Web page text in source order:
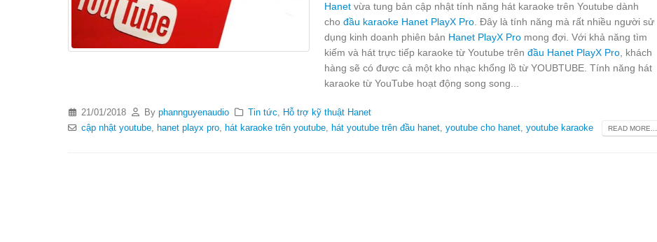
Hanetvừa tung bản cập nhật tính năng hát karaoke trên Youtube dành
cho đầu karaoke Hanet PlayX Pro. Đây là tính năng mà rất nhiều người sử
dụng kinh doanh phiên bản Hanet PlayX Promong đợi. Với khả năng tìm
kiếm và hát trực tiếp karaoke từ Youtube trên đầu Hanet PlayX Pro, khách
hàng sẽ có được cả một kho nhạc khổng lồ từ YOUBTUBE. Tính năng hát
karaoke từ YouTube hoạt động song song...
21/01/2018 Byphannguyenaudio Tin tức, Hỗ trợ kỹ thuật Hanet
cập nhật youtube, hanet playx pro, hát karaoke trên youtube, hát youtube trên đầu hanet, youtube cho hanet, youtube karaoke READ MORE...